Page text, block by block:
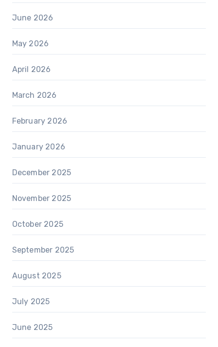
June 2026
May 2026
April 2026
March 2026
February 2026
January 2026
December 2025
November 2025
October 2025
September 2025
August 2025
July 2025
June 2025